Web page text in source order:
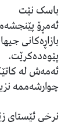
باسک نێت
پێوەدەکرێت.
ئەمەش لە
چوارشەممە نزیکەی 15 دۆلار
نرخی ئێستای